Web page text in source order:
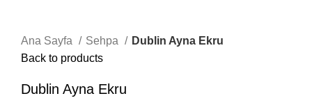
Ana Sayfa Sehpa
Dublin Ayna Ekru
Back to products
Dublin Ayna Ekru